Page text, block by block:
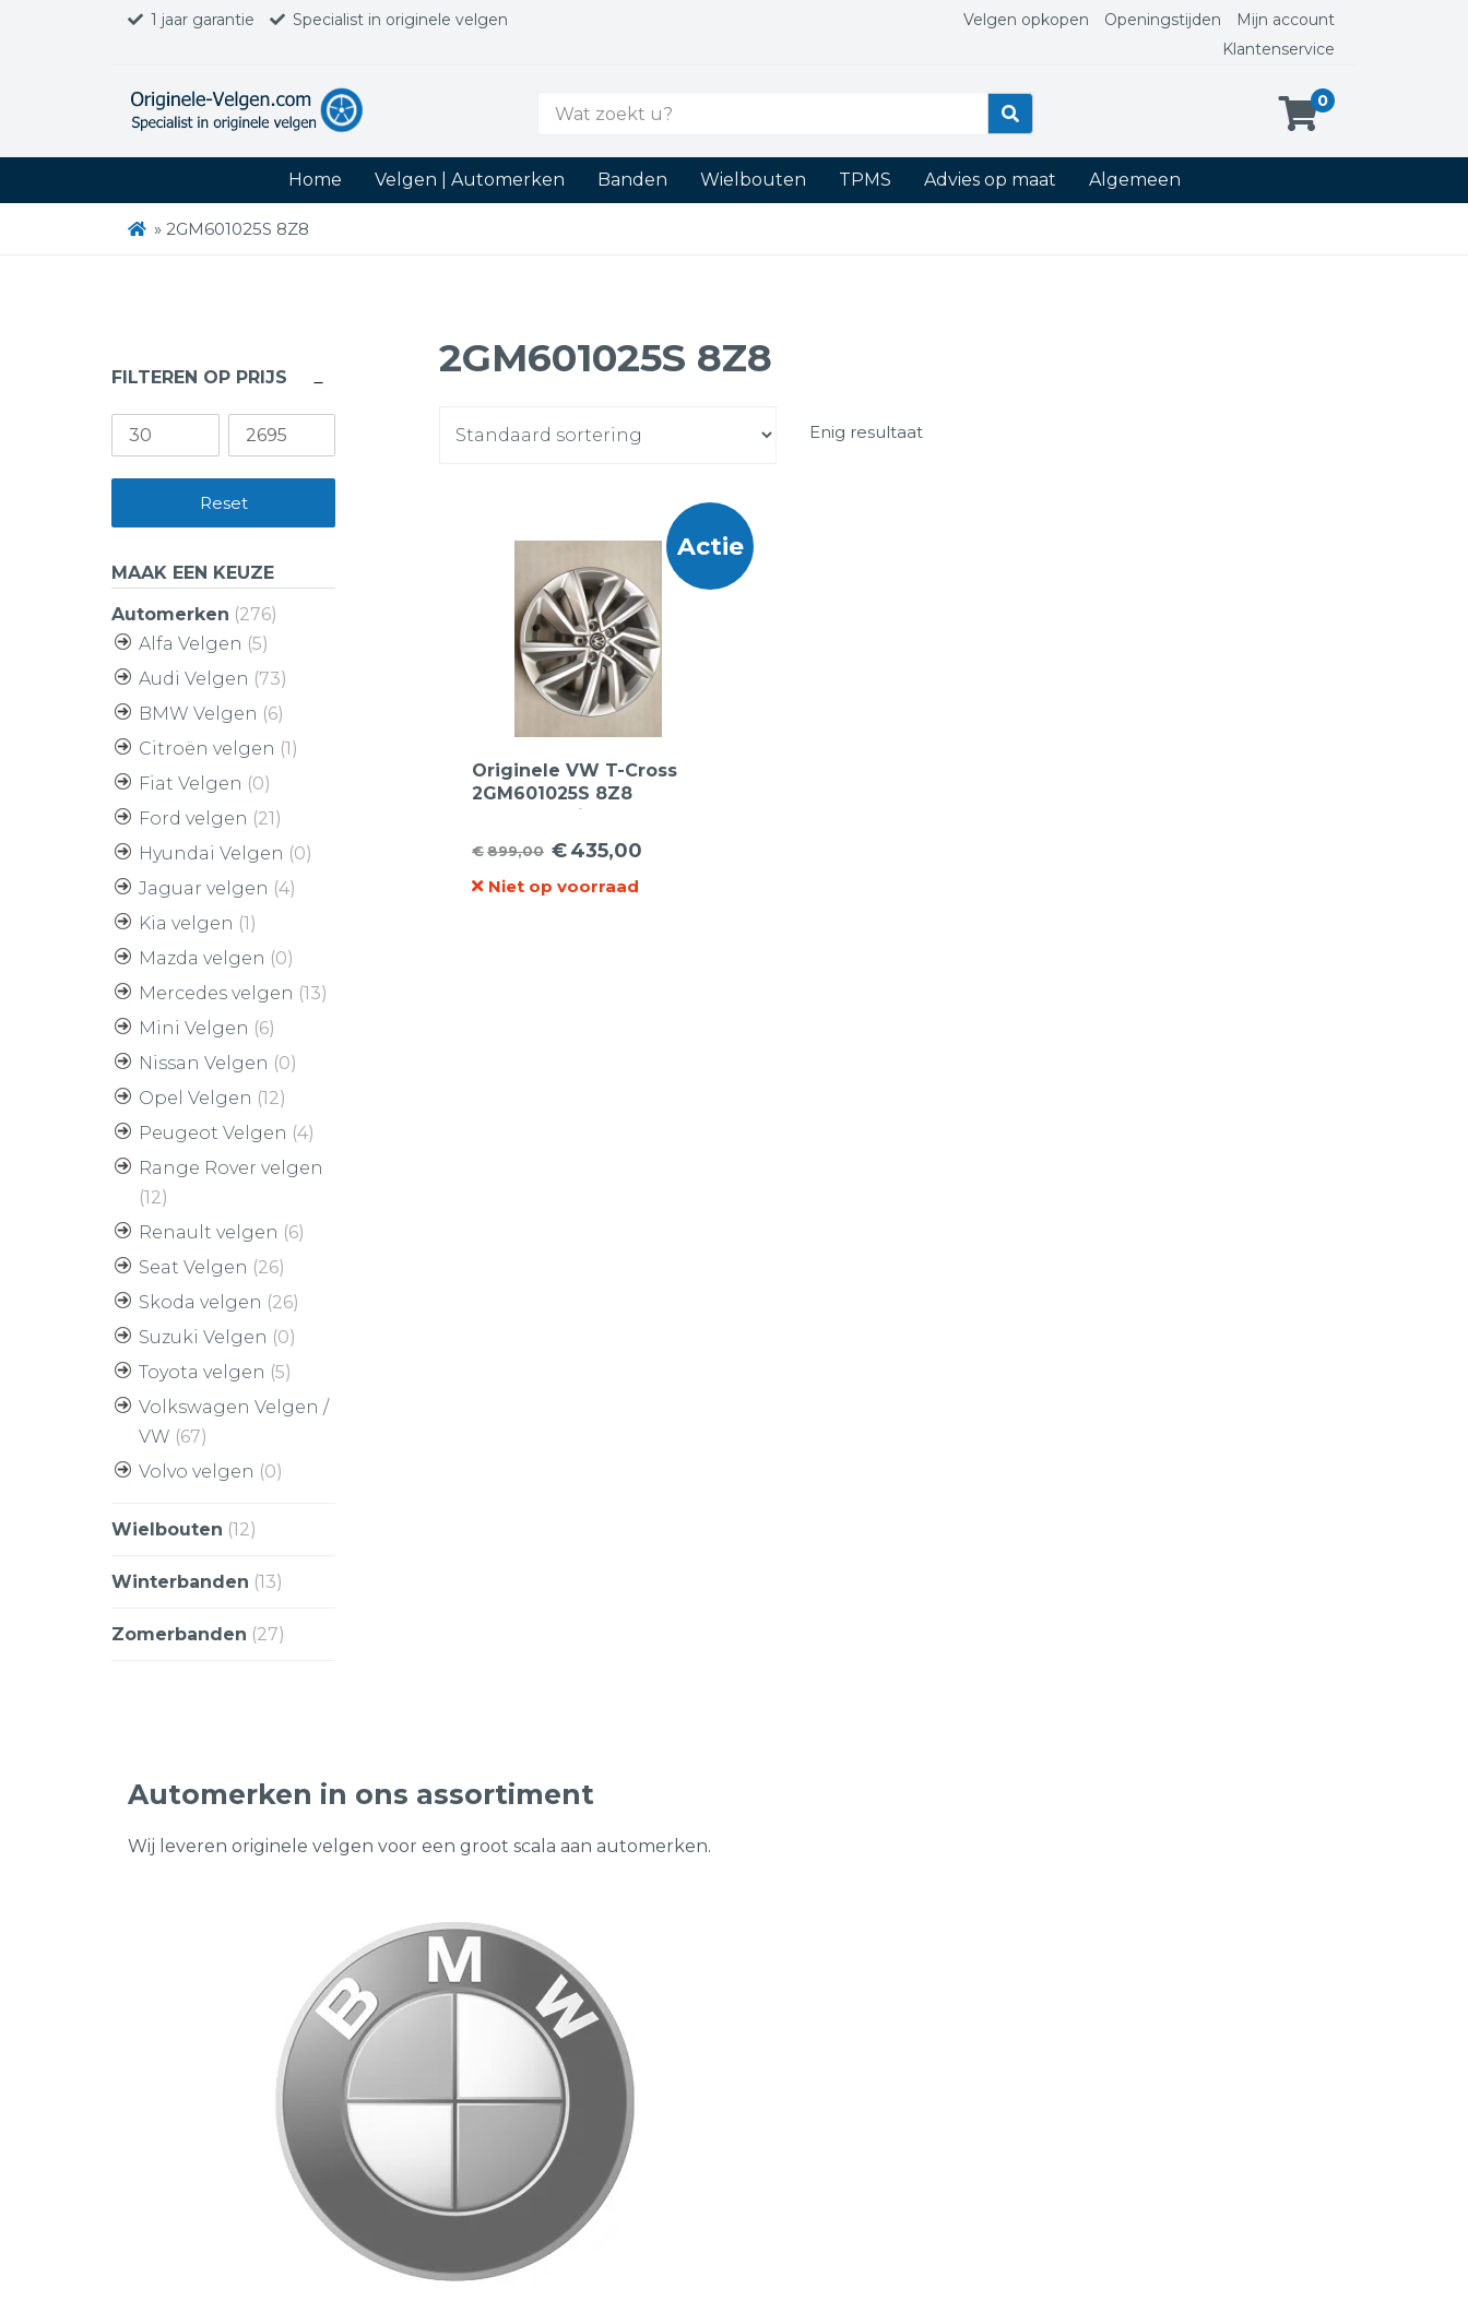
1 jaar garantie Specialist in originele velgen Velgen opkopen Openingstijden
Mijn account
Klantenservice
0
Zoek
Home Velgen | Automerken Banden Wielbouten TPMS Advies op maat Algemeen
» 2GM601025S 8Z8
2GM601025S 8Z8
Enig resultaat
Actie
Originele VW T-Cross
2GM601025S 8Z8
Belmont 16inch
Lichtmetalen Velgen
€899,00
Oorspronkelijke
prijs
€435,00
Huidige
prijs
Niet op voorraad
FILTEREN OP PRIJS
Reset
MAAK EEN KEUZE
Automerken (276)
Alfa Velgen (5)
Audi Velgen (73)
BMW Velgen (6)
Citroën velgen (1)
Fiat Velgen (0)
Ford velgen (21)
Hyundai Velgen (0)
Jaguar velgen (4)
Kia velgen (1)
Mazda velgen (0)
Mercedes velgen (13)
Mini Velgen (6)
Nissan Velgen (0)
Opel Velgen (12)
Peugeot Velgen (4)
Range Rover velgen
(12)
Renault velgen (6)
Seat Velgen (26)
Skoda velgen (26)
Suzuki Velgen (0)
Toyota velgen (5)
Volkswagen Velgen /
VW (67)
Volvo velgen (0)
Wielbouten (12)
Winterbanden (13)
Zomerbanden (27)
Automerken in ons assortiment
Wij leveren originele velgen voor een groot scala aan automerken.